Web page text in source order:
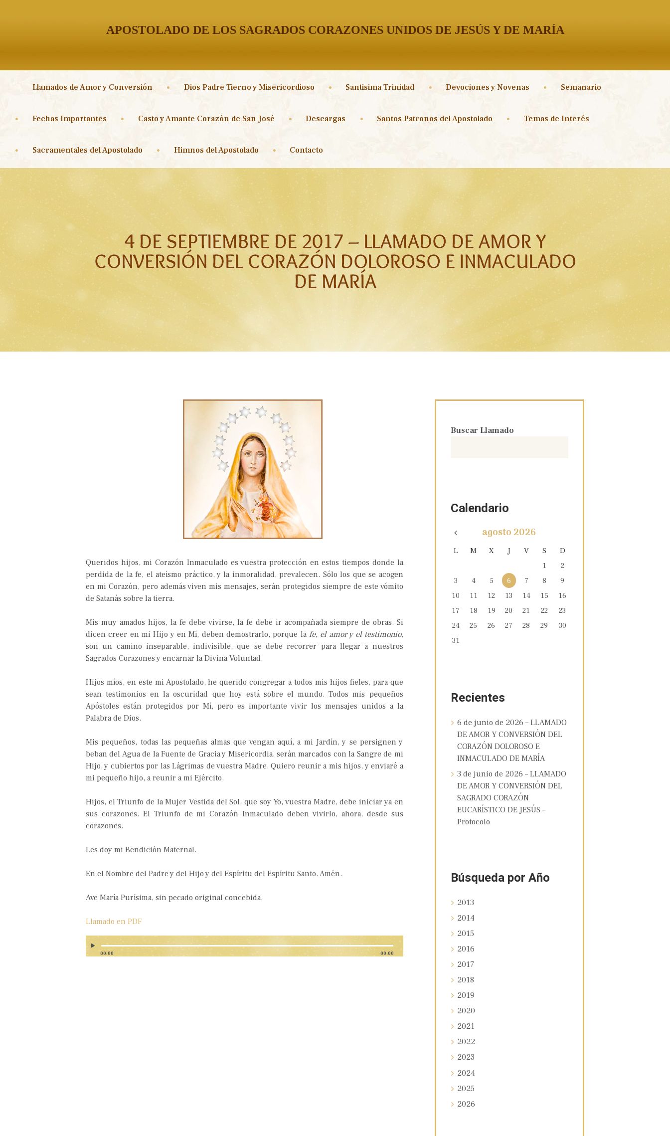
APOSTOLADO DE LOS SAGRADOS CORAZONES UNIDOS DE JESÚS Y DE MARÍA
Llamados de Amor y Conversión Dios Padre Tierno y Misericordioso Santisima Trinidad Devociones y Novenas Semanario
Fechas Importantes Casto y Amante Corazón de San José Descargas Santos Patronos del Apostolado Temas de Interés
Sacramentales del Apostolado Himnos del Apostolado Contacto
4 DE SEPTIEMBRE DE 2017 – LLAMADO DE AMOR Y
CONVERSIÓN DEL CORAZÓN DOLOROSO E INMACULADO
DE MARÍA
Queridos hijos, mi Corazón Inmaculado es vuestra protección en estos tiempos donde la
perdida de la fe, el ateísmo práctico, y la inmoralidad, prevalecen. Sólo los que se acogen
en mi Corazón, pero además viven mis mensajes, serán protegidos siempre de este vómito
de Satanás sobre la tierra.
Mis muy amados hijos, la fe debe vivirse, la fe debe ir acompañada siempre de obras. Si
dicen creer en mi Hijo y en Mí, deben demostrarlo, porque la fe, el amor y el testimonio,
son un camino inseparable, indivisible, que se debe recorrer para llegar a nuestros
Sagrados Corazones y encarnar la Divina Voluntad.
Hijos míos, en este mi Apostolado, he querido congregar a todos mis hijos fieles, para que
sean testimonios en la oscuridad que hoy está sobre el mundo. Todos mis pequeños
Apóstoles están protegidos por Mí, pero es importante vivir los mensajes unidos a la
Palabra de Dios.
Mis pequeños, todas las pequeñas almas que vengan aquí, a mi Jardín, y se persignen y
beban del Agua de la Fuente de Gracia y Misericordia, serán marcados con la Sangre de mi
Hijo, y cubiertos por las Lágrimas de vuestra Madre. Quiero reunir a mis hijos, y enviaré a
mi pequeño hijo, a reunir a mi Ejército.
Hijos, el Triunfo de la Mujer Vestida del Sol, que soy Yo, vuestra Madre, debe iniciar ya en
sus corazones. El Triunfo de mi Corazón Inmaculado deben vivirlo, ahora, desde sus
corazones.
Les doy mi Bendición Maternal.
En el Nombre del Padre y del Hijo y del Espíritu del Espíritu Santo. Amén.
Ave María Purísima, sin pecado original concebida.
Llamado en PDF
00:00 00:00
Buscar Llamado
Calendario
agosto 2026
L M X J V S
D
1
2
3
4 5 6 7 8
9
10
11 12 13 14 15
16
17
18 19 20 21 22
23
24
25 26 27 28 29
30
31
Recientes
6 de junio de 2026 – LLAMADO
DE AMOR Y CONVERSIÓN DEL
CORAZÓN DOLOROSO E
INMACULADO DE MARÍA
3 de junio de 2026 – LLAMADO
DE AMOR Y CONVERSIÓN DEL
SAGRADO CORAZÓN
EUCARÍSTICO DE JESÚS –
Protocolo
Búsqueda por Año
2013
2014
2015
2016
2017
2018
2019
2020
2021
2022
2023
2024
2025
2026